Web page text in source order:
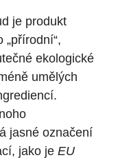
je produkt
„přírodní“,
ekologické
umělých
jasné označení
jako je EU